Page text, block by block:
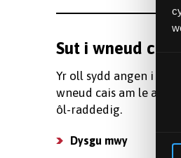
Sut i wneud cais
Yr oll sydd angen i chi
wneud cais am le ar
ôl-raddedig.
Dysgu mwy